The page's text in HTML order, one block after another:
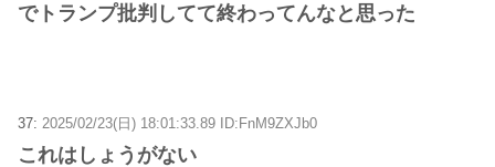
でトランプ批判してて終わってんなと思った
37: 2025/02/23(日) 18:01:33.89 ID:FnM9ZXJb0
これはしょうがない